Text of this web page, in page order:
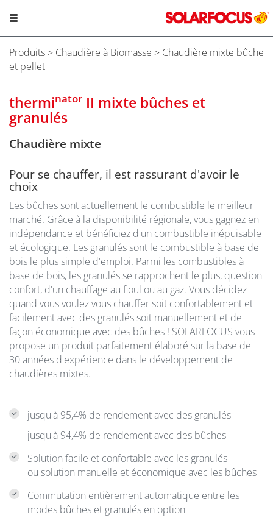
Produits > Chaudière à Biomasse > Chaudière mixte bûche
et pellet
therminator II mixte bûches et
granulés
Chaudière mixte
Pour se chauffer, il est rassurant d'avoir le
choix
Les bûches sont actuellement le combustible le meilleur
marché. Grâce à la disponibilité régionale, vous gagnez en
indépendance et bénéficiez d'un combustible inépuisable
et écologique. Les granulés sont le combustible à base de
bois le plus simple d'emploi. Parmi les combustibles à
base de bois, les granulés se rapprochent le plus, question
confort, d'un chauffage au fioul ou au gaz. Vous décidez
quand vous voulez vous chauffer soit confortablement et
facilement avec des granulés soit manuellement et de
façon économique avec des bûches ! SOLARFOCUS vous
propose un produit parfaitement élaboré sur la base de
30 années d'expérience dans le développement de
chaudières mixtes.
jusqu'à 95,4% de rendement avec des granulés
jusqu'à 94,4% de rendement avec des bûches
Solution facile et confortable avec les granulés
ou solution manuelle et économique avec les bûches
Commutation entièrement automatique entre les
modes bûches et granulés en option